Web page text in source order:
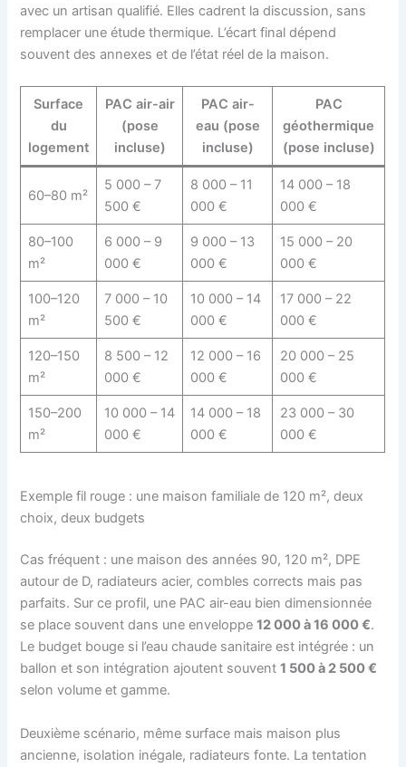
avec un artisan qualifié. Elles cadrent la discussion, sans
remplacer une étude thermique. L’écart final dépend
souvent des annexes et de l’état réel de la maison.
Surface
du
logement
PAC air-air
(pose
incluse)
PAC air-
eau (pose
incluse)
PAC
géothermique
(pose incluse)
60–80 m²
5 000 – 7
500 €
8 000 – 11
000 €
14 000 – 18
000 €
80–100
m²
6 000 – 9
000 €
9 000 – 13
000 €
15 000 – 20
000 €
100–120
m²
7 000 – 10
500 €
10 000 – 14
000 €
17 000 – 22
000 €
120–150
m²
8 500 – 12
000 €
12 000 – 16
000 €
20 000 – 25
000 €
150–200
m²
10 000 – 14
000 €
14 000 – 18
000 €
23 000 – 30
000 €
Exemple fil rouge : une maison familiale de 120 m², deux
choix, deux budgets
Cas fréquent : une maison des années 90, 120 m², DPE
autour de D, radiateurs acier, combles corrects mais pas
parfaits. Sur ce profil, une PAC air-eau bien dimensionnée
se place souvent dans une enveloppe12 000 à 16 000 €.
Le budget bouge si l’eau chaude sanitaire est intégrée : un
ballon et son intégration ajoutent souvent1 500 à 2 500 €
selon volume et gamme.
Deuxième scénario, même surface mais maison plus
ancienne, isolation inégale, radiateurs fonte. La tentation